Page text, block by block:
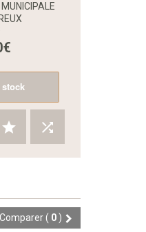
stock
Comparer ( 0 )